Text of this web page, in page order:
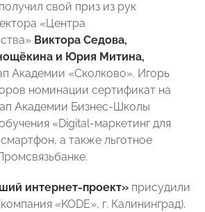
свой приз из рук
«Центра
Виктора Седова,
и Юрия Митина,
Академии «Сколково». Игорь
номинации сертификат на
Академии Бизнес-Школы
«Digital-маркетинг для
а также льготное
интернет-проект» присудили
«KODE», г. Калининград).